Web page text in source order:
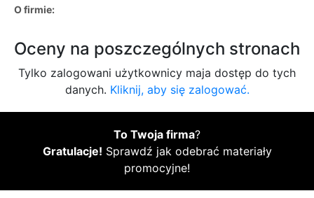
O firmie:
Oceny na poszczególnych stronach
Tylko zalogowani użytkownicy maja dostęp do tych
danych. Kliknij, aby się zalogować.
To Twoja firma?
Gratulacje! Sprawdź jak odebrać materiały
promocyjne!